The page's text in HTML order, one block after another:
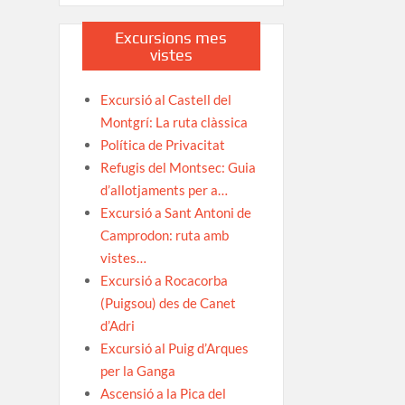
Excursions mes
vistes
Excursió al Castell del
Montgrí: La ruta clàssica
Política de Privacitat
Refugis del Montsec: Guia
d’allotjaments per a…
Excursió a Sant Antoni de
Camprodon: ruta amb
vistes…
Excursió a Rocacorba
(Puigsou) des de Canet
d’Adri
Excursió al Puig d’Arques
per la Ganga
Ascensió a la Pica del